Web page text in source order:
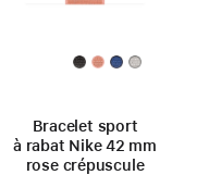
Bracelet sport
à rabat Nike 42 mm
rose crépuscule